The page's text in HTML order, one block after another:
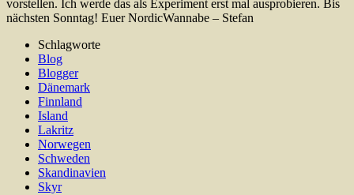
vorstellen. Ich werde das als Experiment erst mal ausprobieren. Bis
nächsten Sonntag! Euer NordicWannabe – Stefan
Schlagworte
Blog
Blogger
Dänemark
Finnland
Island
Lakritz
Norwegen
Schweden
Skandinavien
Skyr